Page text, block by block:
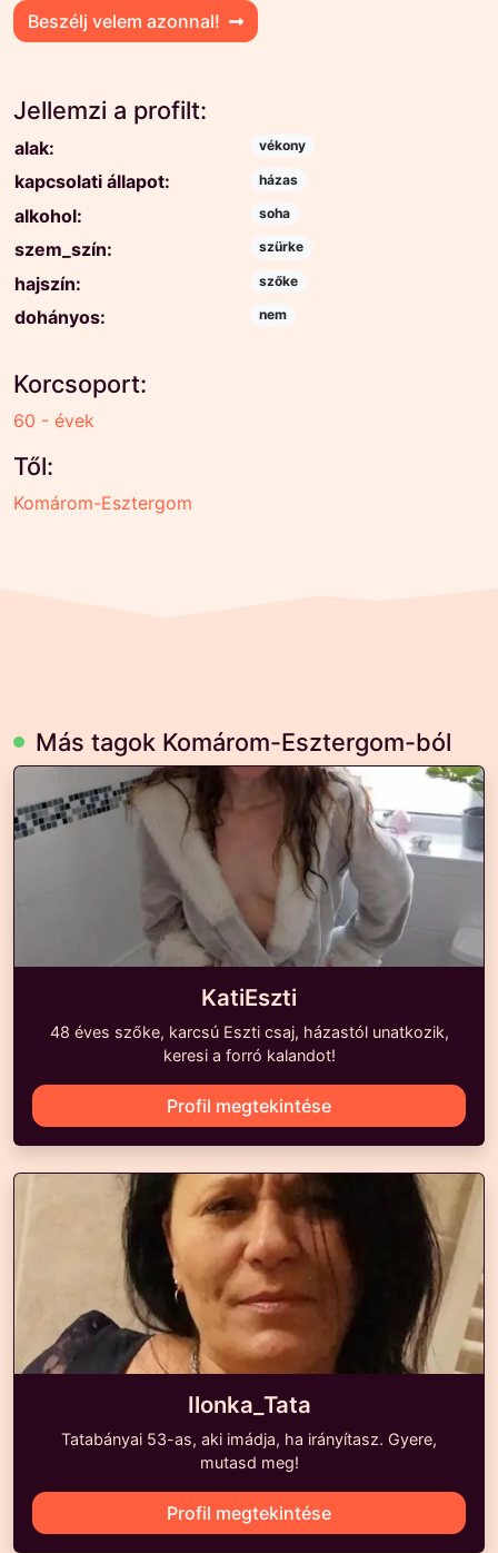
Beszélj velem azonnal!
Jellemzi a profilt:
alak: vékony
kapcsolati állapot: házas
alkohol: soha
szem_szín: szürke
hajszín: szőke
dohányos: nem
Korcsoport:
60 - évek
Től:
Komárom-Esztergom
Más tagok Komárom-Esztergom-ból
KatiEszti
48 éves szőke, karcsú Eszti csaj, házastól unatkozik,
keresi a forró kalandot!
Profil megtekintése
Ilonka_Tata
Tatabányai 53-as, aki imádja, ha irányítasz. Gyere,
mutasd meg!
Profil megtekintése